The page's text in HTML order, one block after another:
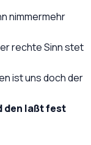
nimmermehr
rechte Sinn stet
ist uns doch der
den laßt fest